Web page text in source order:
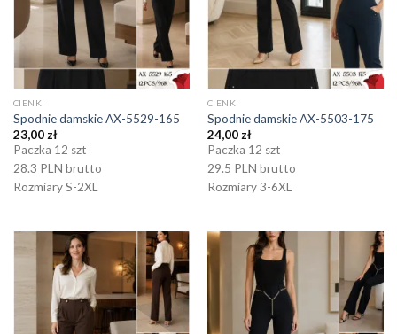
CIENKI
Spodnie damskie AX-5529-165
23,00 zł
Paczka 12 szt
28.3 PLN brutto
Rozmiary S-2XL
CIENKI
Spodnie damskie AX-5503-175
24,00 zł
Paczka 12 szt
29.5 PLN brutto
Rozmiary 3-6XL